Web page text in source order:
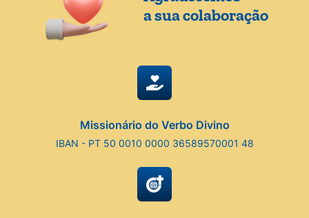
a sua colaboração
Missionário do Verbo Divino
IBAN - PT 50 0010 0000 36589570001 48